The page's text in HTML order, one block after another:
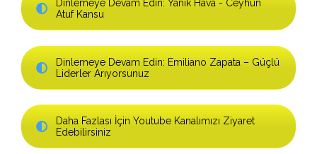
Dinlemeye Devam Edin: Yanık Hava - Ceyhun
Atuf Kansu
Dinlemeye Devam Edin: Emiliano Zapata – Güçlü
Liderler Arıyorsunuz
Daha Fazlası İçin Youtube Kanalımızı Ziyaret
Edebilirsiniz